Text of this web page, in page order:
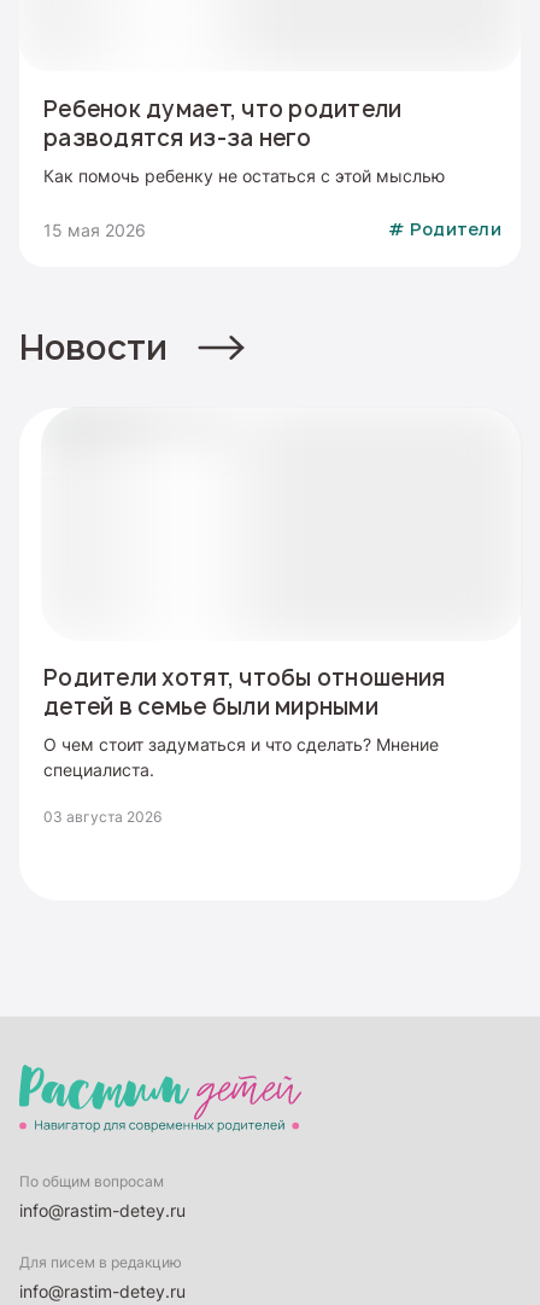
Ребенок думает, что родители
разводятся из-за него
Как помочь ребенку не остаться с этой мыслью
15 мая 2026 # Родители
Новости
Родители хотят, чтобы отношения
детей в семье были мирными
О чем стоит задуматься и что сделать? Мнение
специалиста.
03 августа 2026
По общим вопросам
info@rastim-detey.ru
Для писем в редакцию
info@rastim-detey.ru